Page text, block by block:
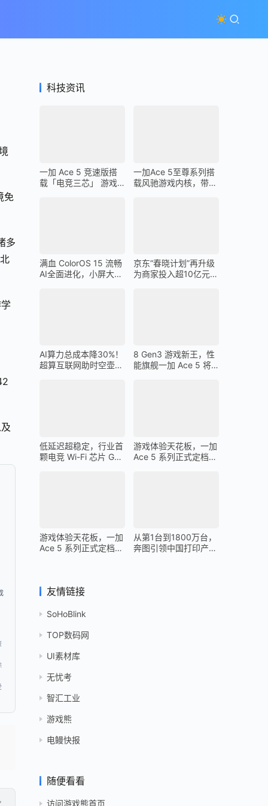
免
多
科技资讯
一加 Ace 5 竞速版搭
载「电竞三芯」 游戏
一加Ace 5至尊系列搭
载风驰游戏内核，带来
满血 ColorOS 15 流畅
AI全面进化，小屏大魔
京东“春晓计划”再升级
为商家投入超10亿元广
AI算力总成本降30%！
超算互联网助时空壶高
8 Gen3 游戏新王，性
能旗舰一加 Ace 5 将
低延迟超稳定，行业首
颗电竞 Wi-Fi 芯片 G1
游戏体验天花板，一加
Ace 5 系列正式定档
游戏体验天花板，一加
Ace 5 系列正式定档
从第1台到1800万台，
奔图引领中国打印产业
友情链接
SoHoBlink
TOP数码网
UI素材库
无忧考
智汇工业
游戏熊
电鳗快报
随便看看
访问游戏熊首页